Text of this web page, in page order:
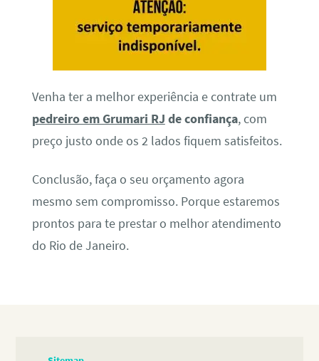
Venha ter a melhor experiência e contrate um
pedreiro em Grumari RJ de confiança, com
preço justo onde os 2 lados fiquem satisfeitos.
Conclusão, faça o seu orçamento agora
mesmo sem compromisso. Porque estaremos
prontos para te prestar o melhor atendimento
do Rio de Janeiro.